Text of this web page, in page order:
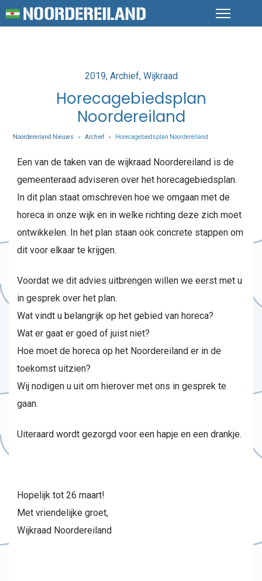
Posted
2019 Archief Wijkraad
Horecagebiedsplan
Noordereiland
Noordereiland Nieuws > Archief > Horecagebiedsplan Noordereiland
Een van de taken van de wijkraad Noordereiland is de
gemeenteraad adviseren over het horecagebiedsplan.
In dit plan staat omschreven hoe we omgaan met de
horeca in onze wijk en in welke richting deze zich moet
ontwikkelen. In het plan staan ook concrete stappen om
dit voor elkaar te krijgen.
Voordat we dit advies uitbrengen willen we eerst met u
in gesprek over het plan.
Wat vindt u belangrijk op het gebied van horeca?
Wat er gaat er goed of juist niet?
Hoe moet de horeca op het Noordereiland er in de
toekomst uitzien?
Wij nodigen u uit om hierover met ons in gesprek te
gaan.
Uiteraard wordt gezorgd voor een hapje en een drankje.
Hopelijk tot 26 maart!
Met vriendelijke groet,
Wijkraad Noordereiland